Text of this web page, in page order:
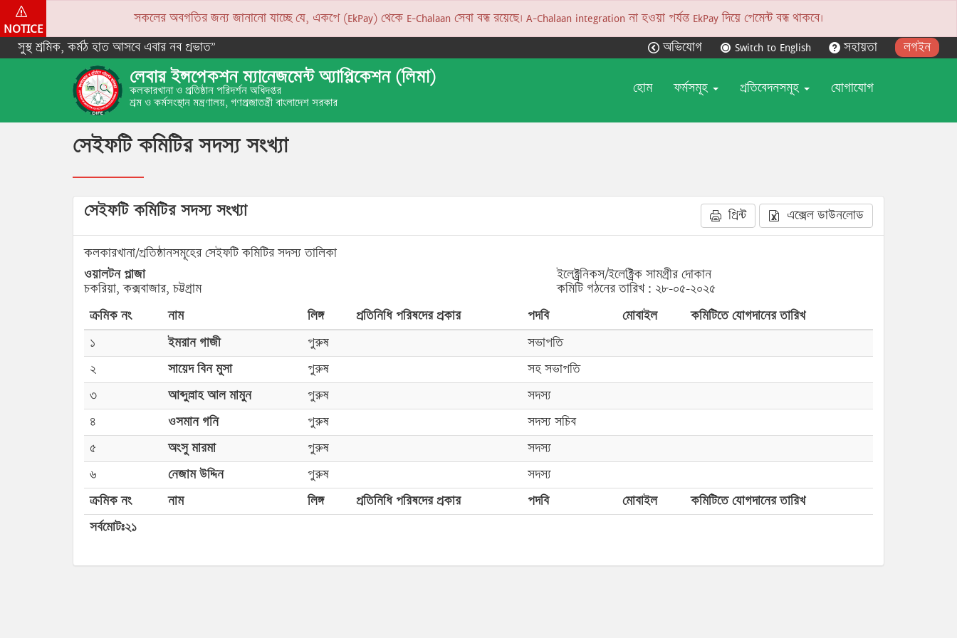
NOTICE
সকলের অবগতির জন্য জানানো যাচ্ছে যে, একপে (EkPay) থেকে E-Chalaan সেবা বন্ধ রয়েছে। A-Chalaan integration না হওয়া পর্যন্ত EkPay দিয়ে পেমেন্ট বন্ধ থাকবে।
সুস্থ শ্রমিক, কর্মঠ হাত আসবে এবার নব প্রভাত”
অভিযোগ Switch to English সহায়তা লগইন
লেবার ইন্সপেকশন ম্যানেজমেন্ট অ্যাপ্লিকেশন (লিমা)
কলকারখানা ও প্রতিষ্ঠান পরিদর্শন অধিদপ্তর
শ্রম ও কর্মসংস্থান মন্ত্রণালয়, গণপ্রজাতন্ত্রী বাংলাদেশ সরকার
হোম ফর্মসমূহ প্রতিবেদনসমূহ যোগাযোগ
সেইফটি কমিটির সদস্য সংখ্যা
সেইফটি কমিটির সদস্য সংখ্যা প্রিন্ট এক্সেল ডাউনলোড
কলকারখানা/প্রতিষ্ঠানসমূহের সেইফটি কমিটির সদস্য তালিকা
ওয়ালটন প্লাজা
চকরিয়া, কক্সবাজার, চট্টগ্রাম
ইলেক্ট্রনিকস/ইলেক্ট্রিক সামগ্রীর দোকান
কমিটি গঠনের তারিখ : ২৮-০৫-২০২৫
ক্রমিক নং
নাম লিঙ্গ প্রতিনিধি পরিষদের প্রকার পদবি মোবাইল
কমিটিতে যোগদানের তারিখ
১
ইমরান গাজী পুরুষ
সভাপতি
২
সায়েদ বিন মুসা পুরুষ
সহ সভাপতি
৩
আব্দুল্লাহ আল মামুন পুরুষ
সদস্য
৪
ওসমান গনি পুরুষ
সদস্য সচিব
৫
অংসু মারমা পুরুষ
সদস্য
৬
নেজাম উদ্দিন পুরুষ
সদস্য
ক্রমিক নং
নাম লিঙ্গ প্রতিনিধি পরিষদের প্রকার পদবি মোবাইল
কমিটিতে যোগদানের তারিখ
সর্বমোটঃ২১